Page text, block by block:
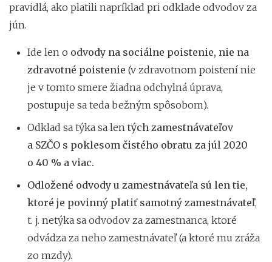
pravidlá, ako platili napríklad pri odklade odvodov za
jún.
Ide len o odvody na sociálne poistenie, nie na
zdravotné poistenie (v zdravotnom poistení nie
je v tomto smere žiadna odchylná úprava,
postupuje sa teda bežným spôsobom).
Odklad sa týka sa len tých zamestnávateľov
a SZČO s poklesom čistého obratu za júl 2020
o 40 % a viac.
Odložené odvody u zamestnávateľa sú len tie,
ktoré je povinný platiť samotný zamestnávateľ,
t. j. netýka sa odvodov za zamestnanca, ktoré
odvádza za neho zamestnávateľ (a ktoré mu zráža
zo mzdy).